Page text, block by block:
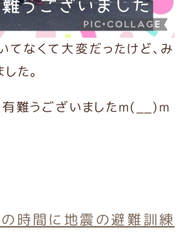
なくて大変だったけど、み
た。
難うございましたm(__)m
時間に地震の避難訓練